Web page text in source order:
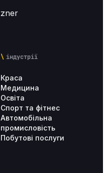
індустрії
Краса
Медицина
Освіта
Спорт та фітнес
Автомобільна
промисловість
Побутові послуги